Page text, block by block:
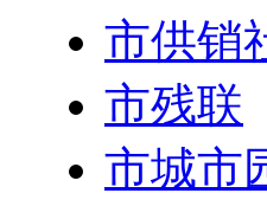
市供销
市残联
市城市